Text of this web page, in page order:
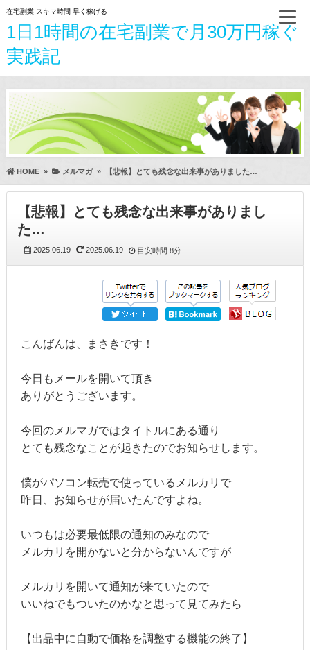
在宅副業 スキマ時間 早く稼げる
1日1時間の在宅副業で月30万円稼ぐ
実践記
HOME» メルマガ» 【悲報】とても残念な出来事がありました…
【悲報】とても残念な出来事がありまし
た…
2025.06.19 2025.06.19 目安時間 8分
こんばんは、まさきです！
今日もメールを開いて頂き
ありがとうございます。
今回のメルマガではタイトルにある通り
とても残念なことが起きたのでお知らせします。
僕がパソコン転売で使っているメルカリで
昨日、お知らせが届いたんですよね。
いつもは必要最低限の通知のみなので
メルカリを開かないと分からないんですが
メルカリを開いて通知が来ていたので
いいねでもついたのかなと思って見てみたら
【出品中に自動で価格を調整する機能の終了】